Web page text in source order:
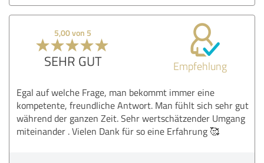
5,00 von 5
SEHR GUT Empfehlung
Egal auf welche Frage, man bekommt immer eine
kompetente, freundliche Antwort. Man fühlt sich sehr gut
während der ganzen Zeit. Sehr wertschätzender Umgang
miteinander . Vielen Dank für so eine Erfahrung 🥰